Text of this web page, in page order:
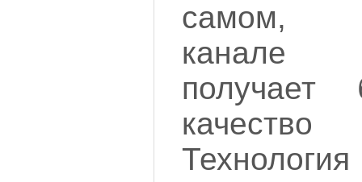
самом,
канале
получает